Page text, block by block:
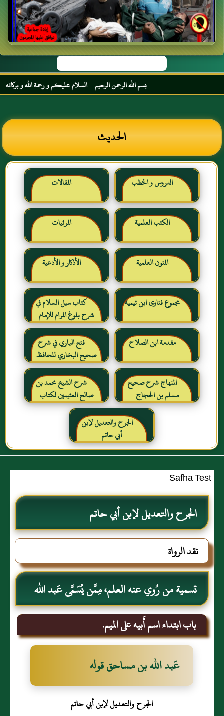
بسم الله الرحمن الرحيم السلام عليكم و رحمة الله و بركاته
الحديث
الدروس و الخطب المقالات
الكتب العلمية المرئيات
المتون العلمية الأذكار و الأدعية
مجموع فتاوى ابن تيمية
كتاب سبل السلام في
شرح بلوغ المرام للإمام
الصنعاني رحمه الله
مقدمة ابن الصلاح
فتح الباري في شرح
صحيح البخاري للحافظ
ابن حجر العسقلاني
المنهاج شرح صحيح
مسلم بن الحجاج
شرح الشيخ محمد بن
صالح العثيمين لكتاب
رياض الصالحين للإمام
النووي رحمهم الله تعالىالجرح والتعديل لإبن
أبي حاتم
Safha Test
الجرح والتعديل لإبن أبي حاتم
نقد الرواة
تسمية من رُوي عنه العلم، مِمَّن يُسَمَّى عَبد الله
باب ابتداء اسم أَبيه على الميم.
عَبد الله بن مساحق قوله
الجرح والتعديل لإبن أبي حاتم